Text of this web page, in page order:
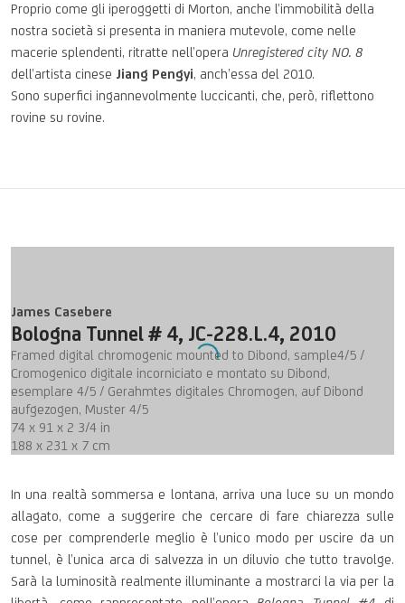
Proprio come gli iperoggetti di Morton, anche l’immobilità della
nostra società si presenta in maniera mutevole, come nelle
macerie splendenti, ritratte nell’opera Unregistered city NO. 8
dell’artista cinese Jiang Pengyi, anch’essa del 2010.
Sono superfici ingannevolmente luccicanti, che, però, riflettono
rovine su rovine.
James Casebere
Bologna Tunnel # 4, JC-228.L.4, 2010
Framed digital chromogenic mounted to Dibond, sample4/5 /
Cromogenico digitale incorniciato e montato su Dibond,
esemplare 4/5 / Gerahmtes digitales Chromogen, auf Dibond
aufgezogen, Muster 4/5
74 x 91 x 2 3/4 in
188 x 231 x 7 cm
In una realtà sommersa e lontana, arriva una luce su un mondo
allagato, come a suggerire che cercare di fare chiarezza sulle
cose per comprenderle meglio è l’unico modo per uscire da un
tunnel, è l’unica arca di salvezza in un diluvio che tutto travolge.
Sarà la luminosità realmente illuminante a mostrarci la via per la